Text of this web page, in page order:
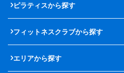
ピラティスから探す
フィットネスクラブから探す
エリアから探す